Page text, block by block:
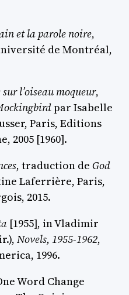
et la parole noire,
de Montréal,
l’oiseau moqueur,
par Isabelle
Paris, Editions
2005 [1960].
, traduction de God
Laferrière, Paris,
2015.
[1955], inVladimir
, Novels, 1955-1962,
1996.
Word Change